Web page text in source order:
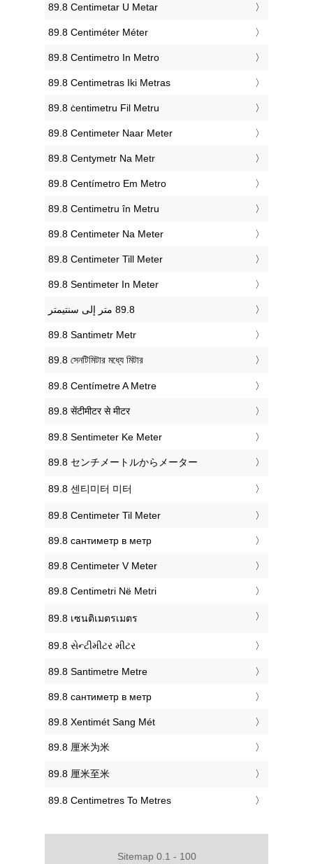
‎89.8 Centimetar U Metar
‎89.8 Centiméter Méter
‎89.8 Centimetro In Metro
‎89.8 Centimetras Iki Metras
‎89.8 ċentimetru Fil Metru
‎89.8 Centimeter Naar Meter
‎89.8 Centymetr Na Metr
‎89.8 Centímetro Em Metro
‎89.8 Centimetru în Metru
‎89.8 Centimeter Na Meter
‎89.8 Centimeter Till Meter
‎89.8 Sentimeter In Meter
‎89.8 Santimetr Metr
‎89.8 সেনটিমিটার মধ্যে মিটার
‎89.8 Centímetre A Metre
‎89.8 सेंटीमीटर से मीटर
‎89.8 Sentimeter Ke Meter
‎89.8 センチメートルからメーター
‎89.8 센티미터 미터
‎89.8 Centimeter Til Meter
‎89.8 сантиметр в метр
‎89.8 Centimeter V Meter
‎89.8 Centimetri Në Metri
‎89.8 เซนติเมตรเมตร
‎89.8 સેન્ટીમીટર મીટર
‎89.8 Santimetre Metre
‎89.8 сантиметр в метр
‎89.8 Xentimét Sang Mét
‎89.8 厘米为米
‎89.8 厘米至米
‎89.8 Centimetres To Metres
Sitemap 0.1 - 100